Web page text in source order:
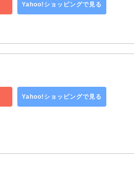
Yahoo!ショッピングで見る
Yahoo!ショッピングで見る